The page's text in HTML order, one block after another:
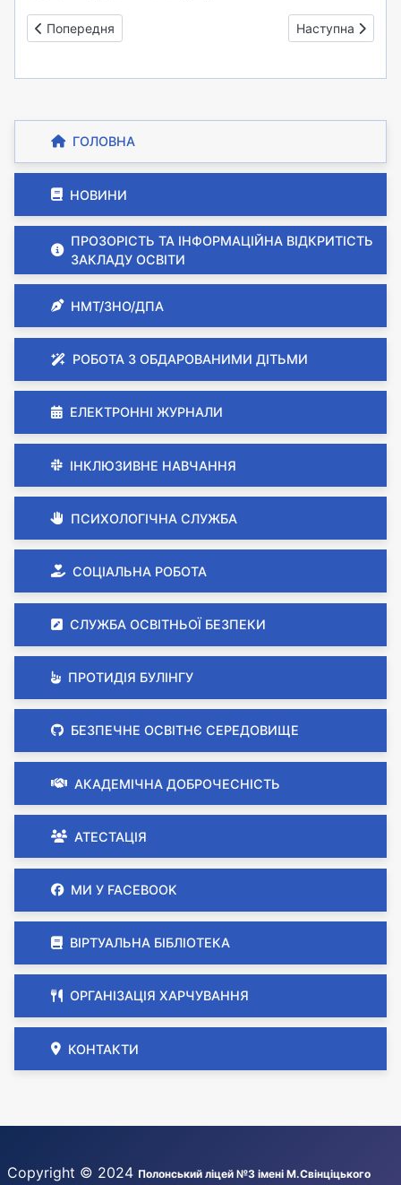
ГОЛОВНА
НОВИНИ
ПРОЗОРІСТЬ ТА ІНФОРМАЦІЙНА ВІДКРИТІСТЬ
ЗАКЛАДУ ОСВІТИ
НМТ/ЗНО/ДПА
РОБОТА З ОБДАРОВАНИМИ ДІТЬМИ
ЕЛЕКТРОННІ ЖУРНАЛИ
ІНКЛЮЗИВНЕ НАВЧАННЯ
ПСИХОЛОГІЧНА СЛУЖБА
СОЦІАЛЬНА РОБОТА
СЛУЖБА ОСВІТНЬОЇ БЕЗПЕКИ
ПРОТИДІЯ БУЛІНГУ
БЕЗПЕЧНЕ ОСВІТНЄ СЕРЕДОВИЩЕ
АКАДЕМІЧНА ДОБРОЧЕСНІСТЬ
АТЕСТАЦІЯ
МИ У FACEBOOK
ВІРТУАЛЬНА БІБЛІОТЕКА
ОРГАНІЗАЦІЯ ХАРЧУВАННЯ
КОНТАКТИ
Попередня стаття: У пам’яті немає часу
Попередня Наступна
Наступна
Copyright © 2024 Полонський ліцей №3 імені М.Свінціцького